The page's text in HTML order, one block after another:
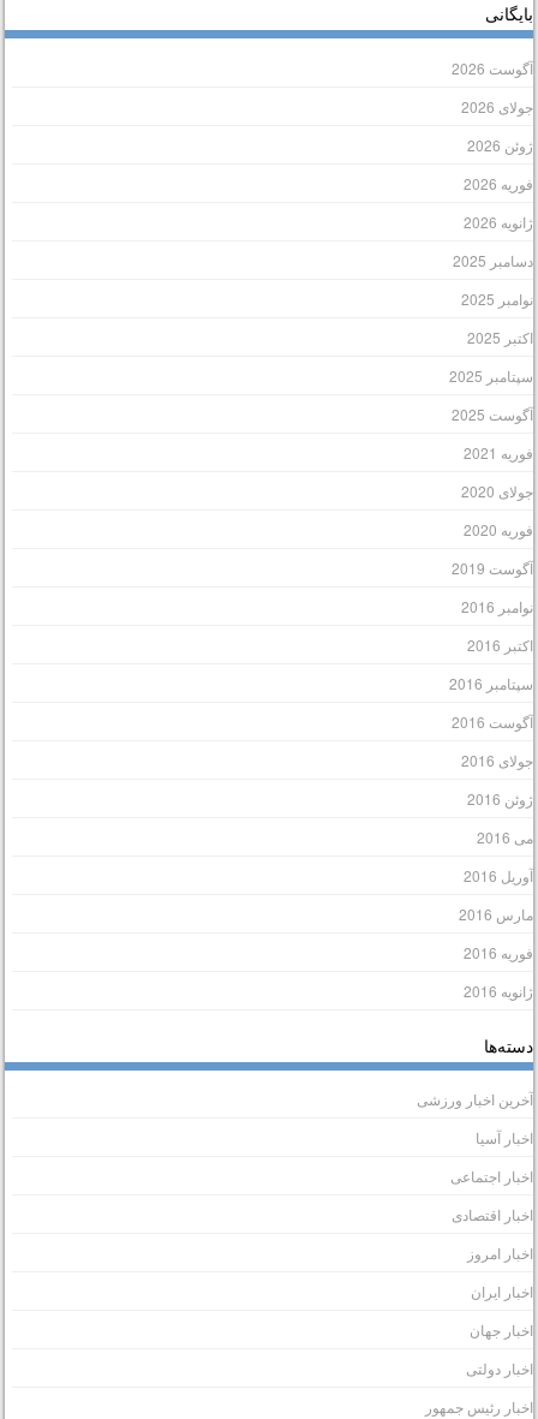
2026
2026
2026
2026
2026
2025
2025
2025
2025
2025
2021
2020
2020
2019
2016
2016
2016
2016
2016
2016
2016
2016
2016
2016
2016
اخبار ورزشی
آسیا
اجتماعی
اقتصادی
امروز
ایران
جهان
دولتی
رئیس جمهور